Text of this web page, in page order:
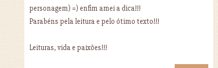
personagem) =) enfim amei a dica!!!
Parabéns pela leitura e pelo ótimo texto!!!
Leituras, vida e paixões!!!